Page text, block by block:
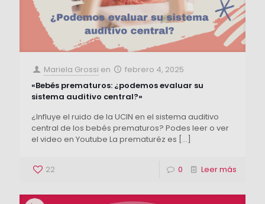
Mariela Grossi en
febrero 4, 2025
«Bebés prematuros: ¿podemos evaluar su
sistema auditivo central?»
¿Influye el ruido de la UCIN en el sistema auditivo
central de los bebés prematuros? Podes leer o ver
el video en Youtube La prematuréz es […]
22 0 Leer más